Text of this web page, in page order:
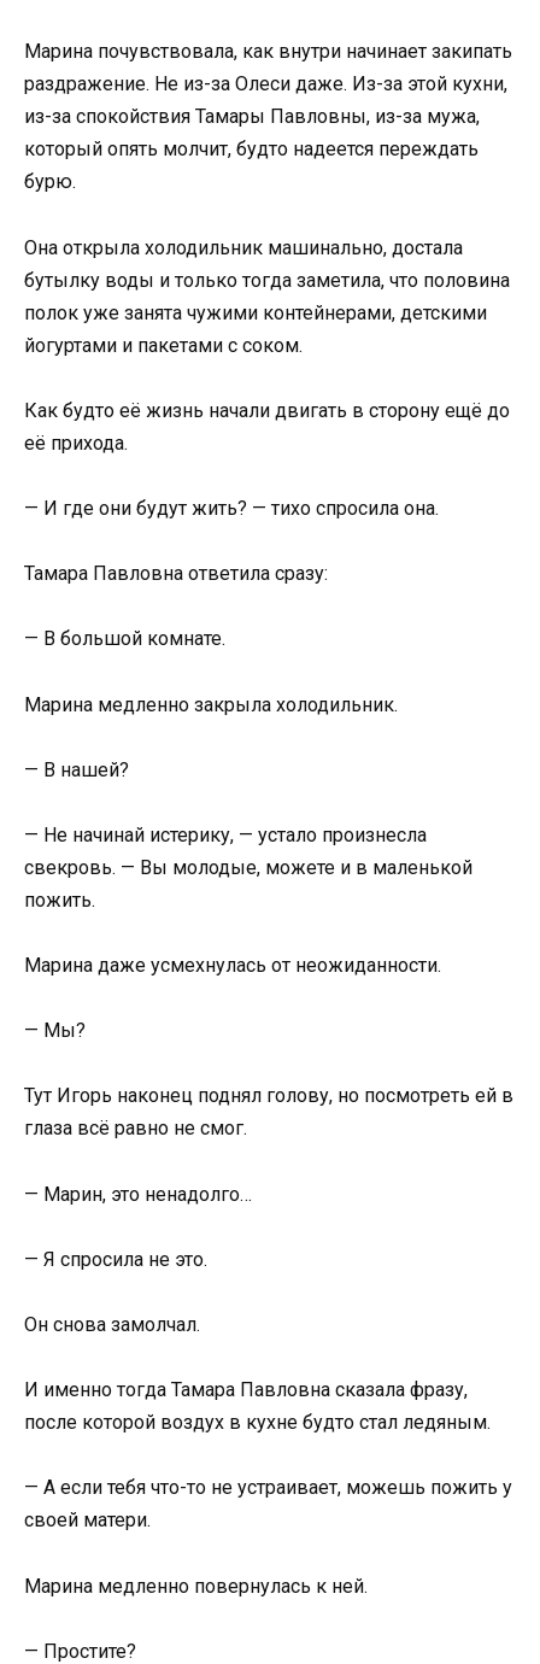
Марина почувствовала, как внутри начинает закипать
раздражение. Не из-за Олеси даже. Из-за этой кухни,
из-за спокойствия Тамары Павловны, из-за мужа,
который опять молчит, будто надеется переждать
бурю.
Она открыла холодильник машинально, достала
бутылку воды и только тогда заметила, что половина
полок уже занята чужими контейнерами, детскими
йогуртами и пакетами с соком.
Как будто её жизнь начали двигать в сторону ещё до
её прихода.
— И где они будут жить? — тихо спросила она.
Тамара Павловна ответила сразу:
— В большой комнате.
Марина медленно закрыла холодильник.
— В нашей?
— Не начинай истерику, — устало произнесла
свекровь. — Вы молодые, можете и в маленькой
пожить.
Марина даже усмехнулась от неожиданности.
— Мы?
Тут Игорь наконец поднял голову, но посмотреть ей в
глаза всё равно не смог.
— Марин, это ненадолго…
— Я спросила не это.
Он снова замолчал.
И именно тогда Тамара Павловна сказала фразу,
после которой воздух в кухне будто стал ледяным.
— А если тебя что-то не устраивает, можешь пожить у
своей матери.
Марина медленно повернулась к ней.
— Простите?